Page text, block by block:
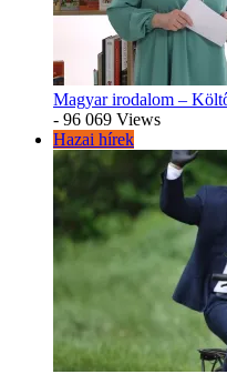
Magyar irodalom –
- 96 069 Views
Hazai hírek